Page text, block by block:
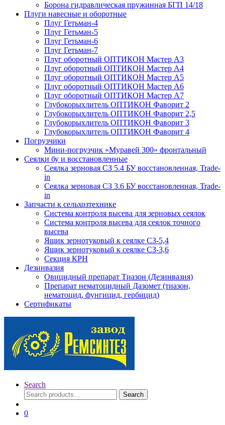
Борона гидравлическая пружинная БГП 14/18
Плуги навесные и оборотные
Плуг Гетьман-4
Плуг Гетьман-5
Плуг Гетьман-6
Плуг Гетьман-7
Плуг оборотный ОПТИКОН Мастер А3
Плуг оборотный ОПТИКОН Мастер А4
Плуг оборотный ОПТИКОН Мастер А5
Плуг оборотный ОПТИКОН Мастер А6
Плуг оборотный ОПТИКОН Мастер А7
Глубокорыхлитель ОПТИКОН Фаворит 2
Глубокорыхлитель ОПТИКОН Фаворит 2,5
Глубокорыхлитель ОПТИКОН Фаворит 3
Глубокорыхлитель ОПТИКОН Фаворит 4
Погрузчики
Мини-погрузчик «Муравей 300» фронтальный
Сеялки бу и восстановленные
Сеялка зерновая СЗ 5.4 БУ восстановленная, Trade-
in
Сеялка зерновая СЗ 3.6 БУ восстановленная, Trade-
in
Запчасти к сельхозтехнике
Система контроля высева для зерновых сеялок
Система контроля высева для сеялок точного
высева
Ящик зернотуковый к сеялке СЗ-5,4
Ящик зернотуковый к сеялке СЗ-3,6
Секция КРН
Дезинвазия
Овицидный препарат Тиазон (Дезинвазия)
Препарат нематоцидный Дазомет (тиазон,
нематоцид, фунгицид, гербицид)
Сертификаты
Search
Search
for:
Search
0